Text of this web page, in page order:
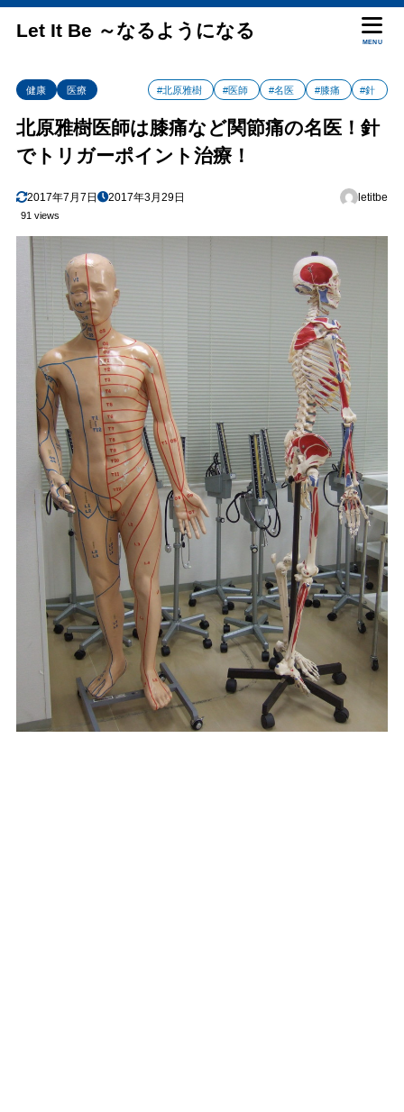
Let It Be ～なるようになる
MENU
健康 医療 #北原雅樹 #医師 #名医 #膝痛 #針
北原雅樹医師は膝痛など関節痛の名医！針
でトリガーポイント治療！
2017年7月7日 2017年3月29日 letitbe
91 views